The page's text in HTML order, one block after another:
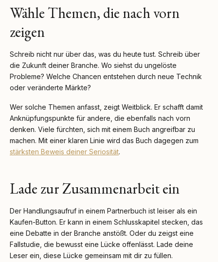
Wähle Themen, die nach vorn
zeigen
Schreib nicht nur über das, was du heute tust. Schreib über
die Zukunft deiner Branche. Wo siehst du ungelöste
Probleme? Welche Chancen entstehen durch neue Technik
oder veränderte Märkte?
Wer solche Themen anfasst, zeigt Weitblick. Er schafft damit
Anknüpfungspunkte für andere, die ebenfalls nach vorn
denken. Viele fürchten, sich mit einem Buch angreifbar zu
machen. Mit einer klaren Linie wird das Buch dagegen zum
stärksten Beweis deiner Seriosität.
Lade zur Zusammenarbeit ein
Der Handlungsaufruf in einem Partnerbuch ist leiser als ein
Kaufen-Button. Er kann in einem Schlusskapitel stecken, das
eine Debatte in der Branche anstößt. Oder du zeigst eine
Fallstudie, die bewusst eine Lücke offenlässt. Lade deine
Leser ein, diese Lücke gemeinsam mit dir zu füllen.